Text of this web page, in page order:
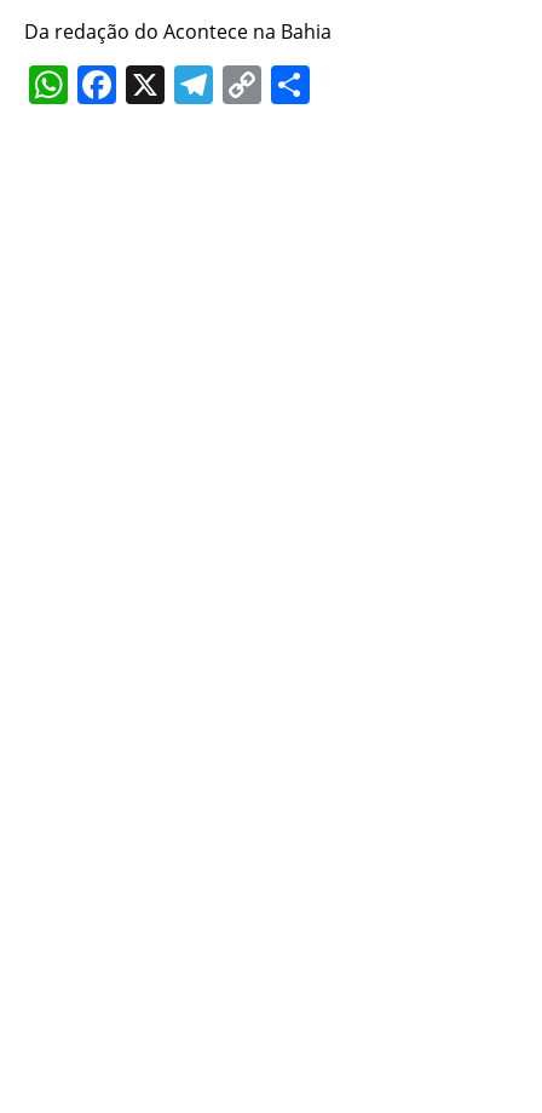
Da redação do Acontece na Bahia
WhatsApp
Facebook
X Telegram
Copy